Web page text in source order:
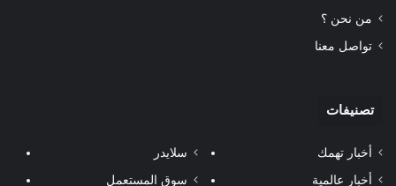
من نحن ؟
تواصل معنا
تصنيفات
أخبار تهمك
أخبار عالمية
سلايدر
سوق المستعمل